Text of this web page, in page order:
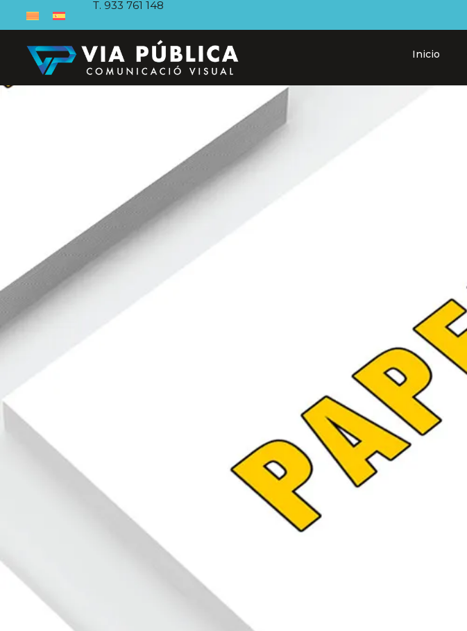
T. 933 761 148
Inicio